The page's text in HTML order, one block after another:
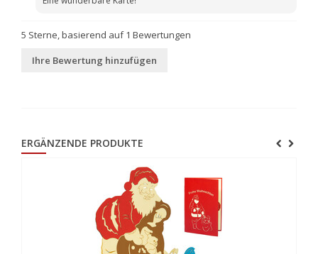
5 Sterne, basierend auf1 Bewertungen
Ihre Bewertung hinzufügen
ERGÄNZENDE PRODUKTE